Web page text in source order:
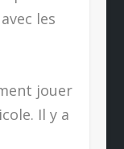
les
jouer
Il y a